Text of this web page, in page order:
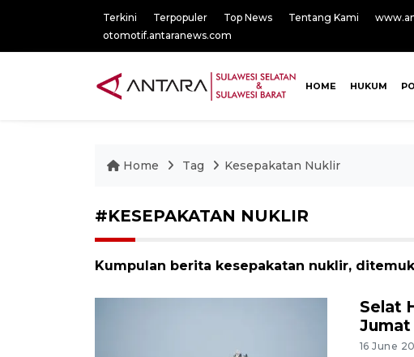
Terkini Terpopuler Top News Tentang Kami
otomotif.antaranews.com
HOME HUKUM
Home Tag Kesepakatan Nuklir
#KESEPAKATAN NUKLIR
Kumpulan berita kesepakatan nuklir,
Selat
Jumat
16 June